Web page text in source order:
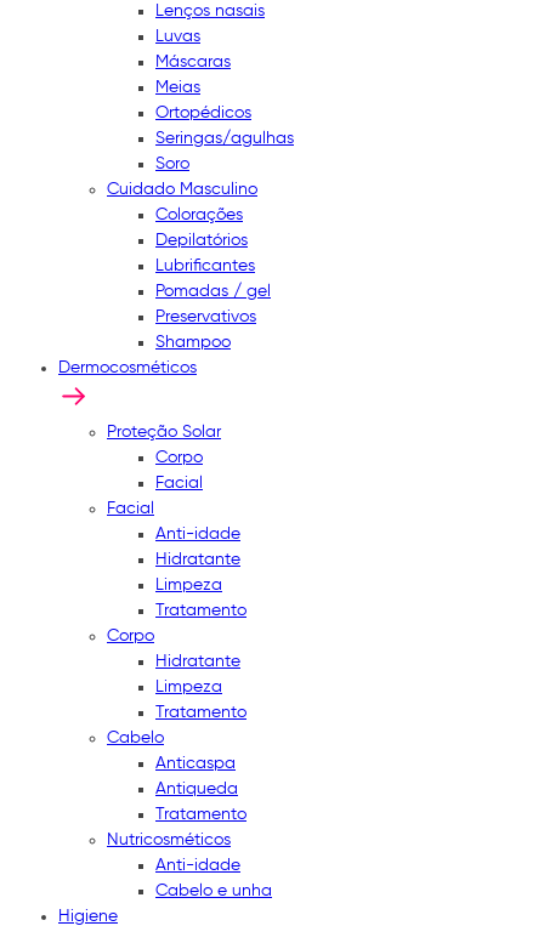
Lenços nasais
Luvas
Máscaras
Meias
Ortopédicos
Seringas/agulhas
Soro
Cuidado Masculino
Colorações
Depilatórios
Lubrificantes
Pomadas / gel
Preservativos
Shampoo
Dermocosméticos
Proteção Solar
Corpo
Facial
Facial
Anti-idade
Hidratante
Limpeza
Tratamento
Corpo
Hidratante
Limpeza
Tratamento
Cabelo
Anticaspa
Antiqueda
Tratamento
Nutricosméticos
Anti-idade
Cabelo e unha
Higiene